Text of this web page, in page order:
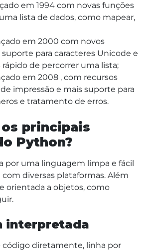
em 1994 com novas funções
lista de dados, como mapear,
em 2000 com novos
para caracteres Unicode e
de percorrer uma lista;
em 2008 , com recursos
impressão e mais suporte para
e tratamento de erros.
principais
Python?
por uma linguagem limpa e fácil
diversas plataformas. Além
orientada a objetos, como
interpretada
código diretamente, linha por